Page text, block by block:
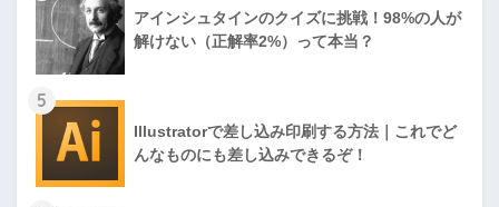
アインシュタインのクイズに挑戦！98%の人が
解けない（正解率2%）って本当？
5
Illustratorで差し込み印刷する方法｜これでど
んなものにも差し込みできるぞ！